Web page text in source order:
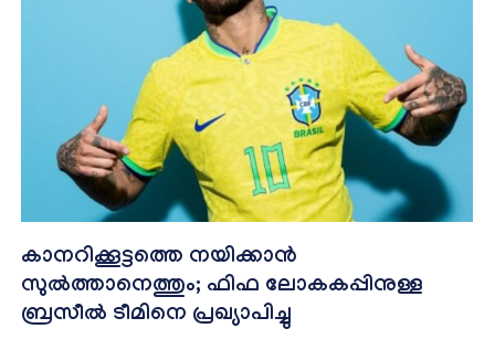
കാനറിക്കൂട്ടത്തെ നയിക്കാന്‍
സുല്‍ത്താനെത്തും; ഫിഫ ലോകകപ്പിനുള്ള
ബ്രസീല്‍ ടീമിനെ പ്രഖ്യാപിച്ചു